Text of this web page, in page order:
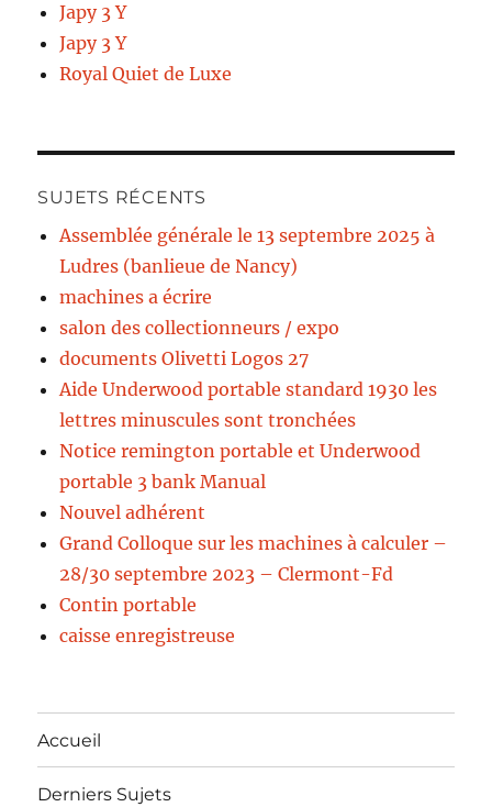
Japy 3 Y
Japy 3 Y
Royal Quiet de Luxe
SUJETS RÉCENTS
Assemblée générale le 13 septembre 2025 à
Ludres (banlieue de Nancy)
machines a écrire
salon des collectionneurs / expo
documents Olivetti Logos 27
Aide Underwood portable standard 1930 les
lettres minuscules sont tronchées
Notice remington portable et Underwood
portable 3 bank Manual
Nouvel adhérent
Grand Colloque sur les machines à calculer –
28/30 septembre 2023 – Clermont-Fd
Contin portable
caisse enregistreuse
Accueil
Derniers Sujets